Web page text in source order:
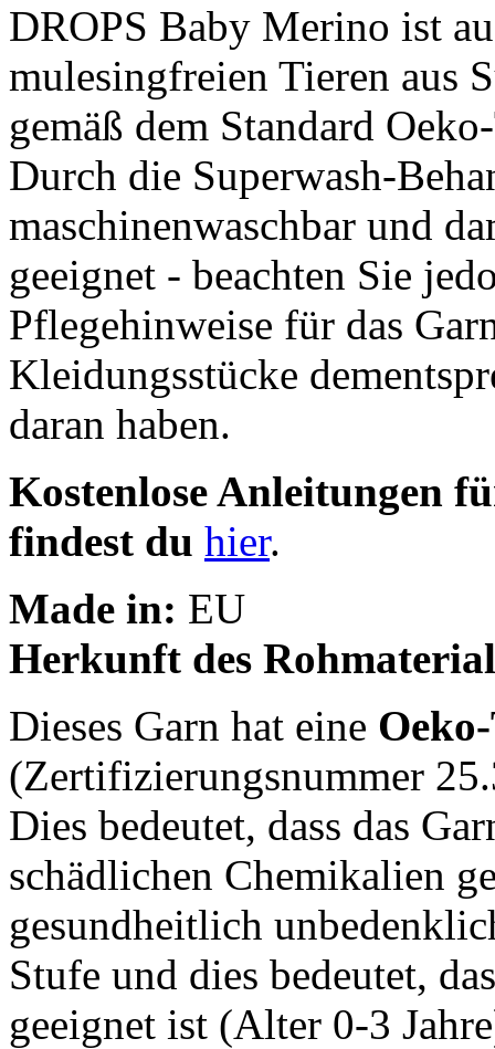
DROPS Baby Merino ist
mulesingfreien Tieren aus
gemäß dem Standard
Durch die Superwash-
maschinenwaschbar und
geeignet - beachten Sie
Pflegehinweise für das
Kleidungsstücke
daran haben.
Kostenlose Anleitungen
findest du hier.
Made in: EU
Herkunft des
Dieses Garn hat eine
(Zertifizierungsnummer
Dies bedeutet, dass das
schädlichen Chemikalien
gesundheitlich
Stufe und dies bedeutet,
geeignet ist (Alter 0-3